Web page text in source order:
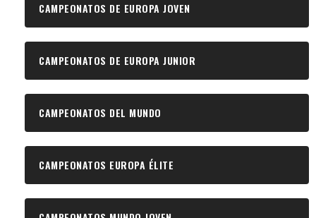
CAMPEONATOS DE EUROPA JOVEN
CAMPEONATOS DE EUROPA JUNIOR
CAMPEONATOS DEL MUNDO
CAMPEONATOS EUROPA ÉLITE